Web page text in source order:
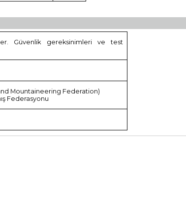
Güvenlik gereksinimleri ve test
Mountaineering Federation)
Federasyonu